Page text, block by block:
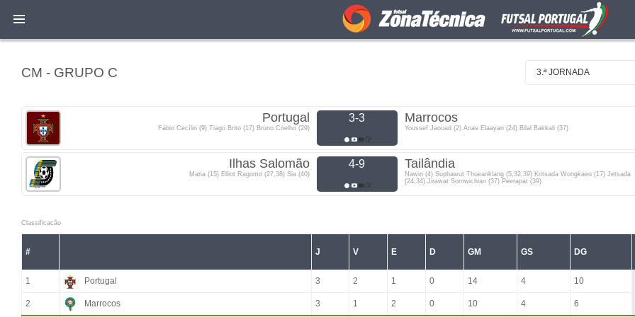
CM - GRUPO C 3.ª JORNADA
Portugal
Fábio Cecílio (9) Tiago Brito (17) Bruno Coelho (29)
3-3 Marrocos
Youssef Jaouad (2) Anas Elaayan (24) Bilal Bakkali (37)
Ilhas Salomão
Mana (15) Elliot Ragomo (27,38) Sia (40)
4-9 Tailândia
Nawin (4) Suphawut Thueanklang (5,32,39) Kritsada Wongkaeo (17) Jetsada
(24,34) Jirawat Sornwichian (37) Peerapat (39)
Classificacão
# J V E D GM GS DG
1 Portugal 3 2 1 0 14 4 10
2 Marrocos 3 1 2 0 10 4 6